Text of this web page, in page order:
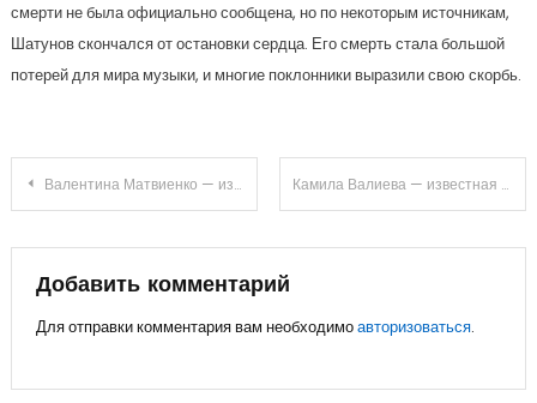
смерти не была официально сообщена, но по некоторым источникам,
Шатунов скончался от остановки сердца. Его смерть стала большой
потерей для мира музыки, и многие поклонники выразили свою скорбь.
Навигация
по
записям
Валентина Матвиенко — известная политическая деятельница России и её биография — всё, что нужно знать! Камила Валиева — известная российская певица и актриса — история ее национальности, влияние семьи и закрытая биография
Добавить комментарий
Для отправки комментария вам необходимоавторизоваться.